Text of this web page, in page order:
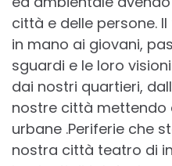
città e delle persone.
in mano ai giovani,
sguardi e le loro
dai nostri quartieri,
nostre città mettendo
urbane .Periferie che
nostra città teatro di